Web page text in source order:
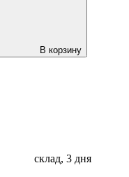
В корзину
склад, 3 дня